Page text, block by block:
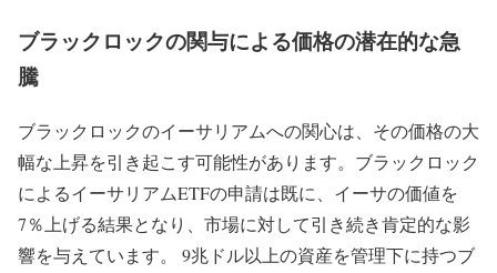
ブラックロックの関与による価格の潜在的な急
騰
ブラックロックのイーサリアムへの関心は、その価格の大
幅な上昇を引き起こす可能性があります。ブラックロック
によるイーサリアムETFの申請は既に、イーサの価値を
7％上げる結果となり、市場に対して引き続き肯定的な影
響を与えています。 9兆ドル以上の資産を管理下に持つブ